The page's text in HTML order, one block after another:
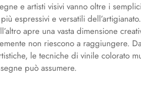
e artisti visivi vanno oltre i
espressivi e versatili
apre una vasta dimensione
non riescono a raggiungere.
le tecniche di vinile colorato
può assumere.